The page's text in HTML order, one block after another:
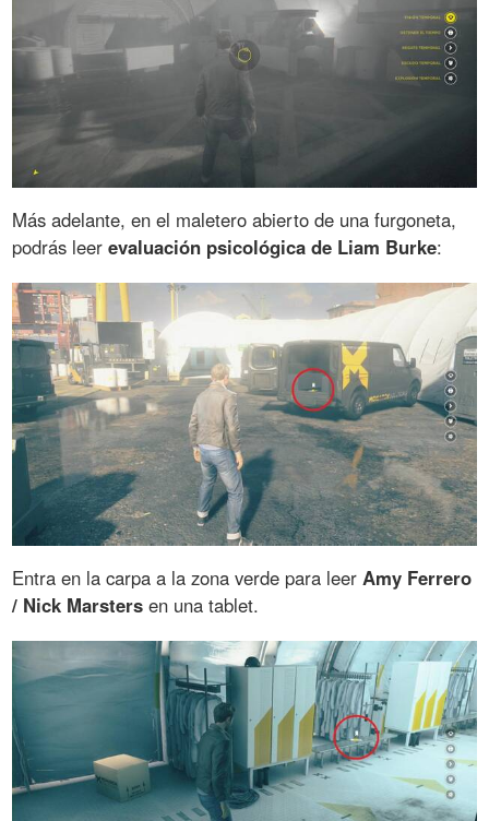
Más adelante, en el maletero abierto de una furgoneta,
podrás leerevaluación psicológica de Liam Burke:
Entra en la carpa a la zona verde para leerAmy Ferrero
/ Nick Marsters en una tablet.